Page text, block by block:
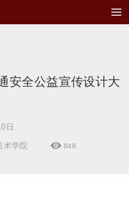
安全公益宣传设计大
日
术学院  848